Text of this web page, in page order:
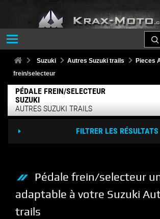
Suzuki Autres Suzuki trails Pieces
frein/selecteur
PÉDALE FREIN/SELECTEUR
SUZUKI
AUTRES SUZUKI TRAILS
FILTRER LES RÉSULTATS
Pédale frein/selecteur
adaptable à votre Suzuki
trails